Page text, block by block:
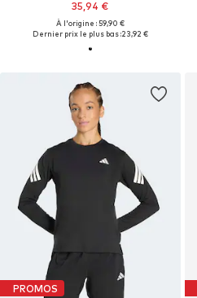
35,94 €
À l'origine : 59,90 €
Dernier prix le plus bas :23,92 €
PROMOS